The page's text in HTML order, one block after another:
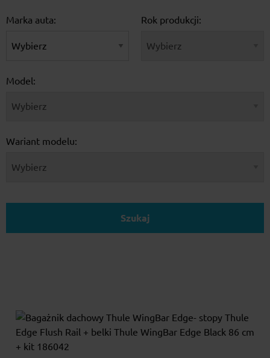
Marka auta: Rok produkcji:
Model:
Wariant modelu:
Szukaj